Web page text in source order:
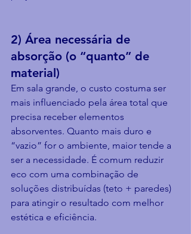
2) Área necessária de
absorção (o “quanto” de
material)
Em sala grande, o custo costuma ser
mais influenciado pela área total que
precisa receber elementos
absorventes. Quanto mais duro e
“vazio” for o ambiente, maior tende a
ser a necessidade. É comum reduzir
eco com uma combinação de
soluções distribuídas (teto + paredes)
para atingir o resultado com melhor
estética e eficiência.